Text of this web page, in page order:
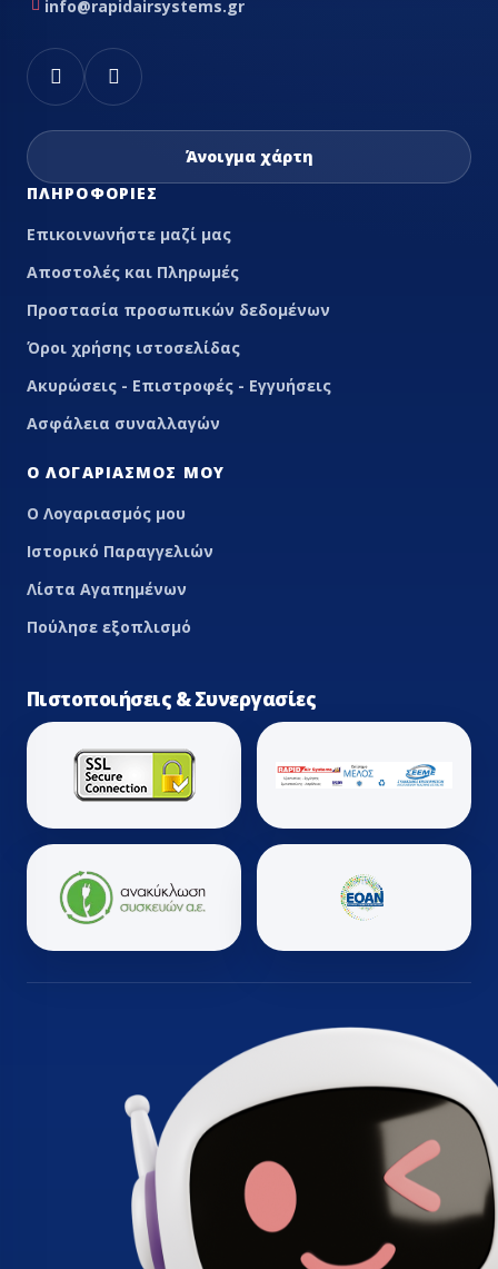
info@rapidairsystems.gr
Άνοιγμα χάρτη
ΠΛΗΡΟΦΟΡΊΕΣ
Επικοινωνήστε μαζί μας
Αποστολές και Πληρωμές
Προστασία προσωπικών δεδομένων
Όροι χρήσης ιστοσελίδας
Ακυρώσεις - Επιστροφές - Εγγυήσεις
Ασφάλεια συναλλαγών
Ο ΛΟΓΑΡΙΑΣΜΌΣ ΜΟΥ
Ο Λογαριασμός μου
Ιστορικό Παραγγελιών
Λίστα Αγαπημένων
Πούλησε εξοπλισμό
Πιστοποιήσεις & Συνεργασίες